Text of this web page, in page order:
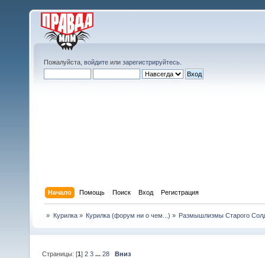
Пожалуйста, войдите или зарегистрируйтесь
Начало Помощь Поиск Вход Регистрация
» Курилка» Курилка (форум ни о чем...) » Размышлизмы Старого
Страницы: [1]2 3 ...28 Вниз